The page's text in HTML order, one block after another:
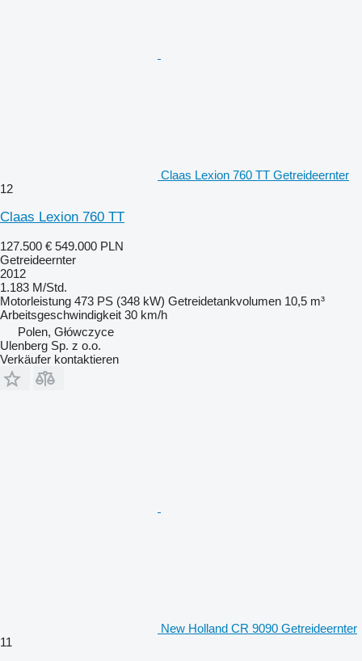
Claas Lexion 760 TT Getreideernter
12
Claas Lexion 760 TT
127.500 € 549.000 PLN
Getreideernter
2012
1.183 M/Std.
Motorleistung 473 PS (348 kW) Getreidetankvolumen 10,5 m³
Arbeitsgeschwindigkeit 30 km/h
Polen, Główczyce
Ulenberg Sp. z o.o.
Verkäufer kontaktieren
New Holland CR 9090 Getreideernter
11